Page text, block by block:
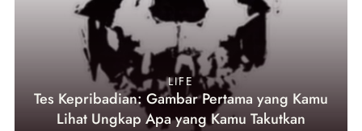
LIFE
Tes Kepribadian: Gambar Pertama yang Kamu
Lihat Ungkap Apa yang Kamu Takutkan